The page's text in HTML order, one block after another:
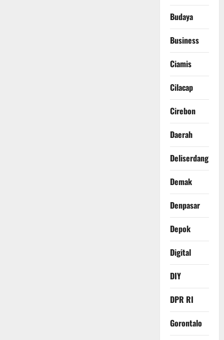
Budaya
Business
Ciamis
Cilacap
Cirebon
Daerah
Deliserdang
Demak
Denpasar
Depok
Digital
DIY
DPR RI
Gorontalo